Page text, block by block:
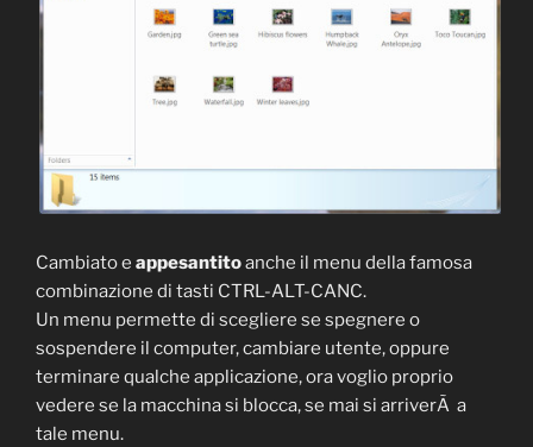
Cambiato e appesantitoanche il menu della famosa
combinazione di tasti CTRL-ALT-CANC.
Un menu permette di scegliere se spegnere o
sospendere il computer, cambiare utente, oppure
terminare qualche applicazione, ora voglio proprio
vedere se la macchina si blocca, se mai si arriverÃ a
tale menu.